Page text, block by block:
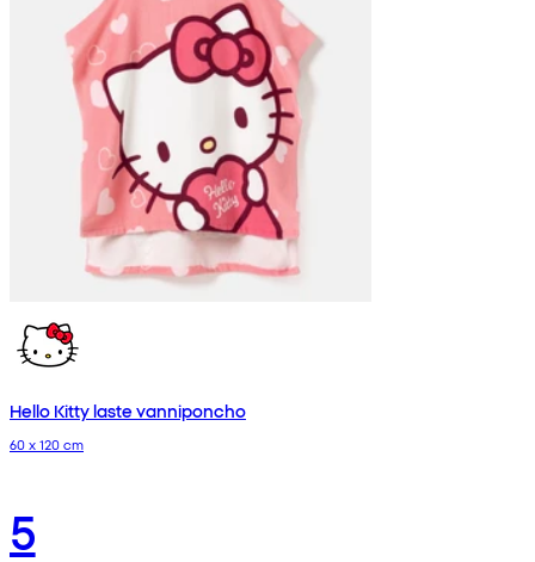
Hello Kitty laste vanniponcho
60 x 120 cm
5